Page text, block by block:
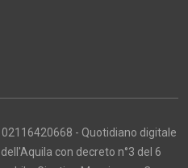
02116420668 - Quotidiano digitale
con decreto n°3 del 6